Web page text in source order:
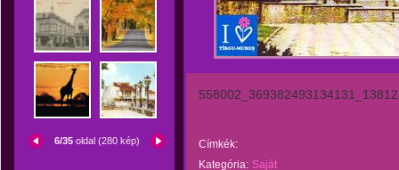
6/35 oldal (280 kép)
Címkék:
Kategória: Saját